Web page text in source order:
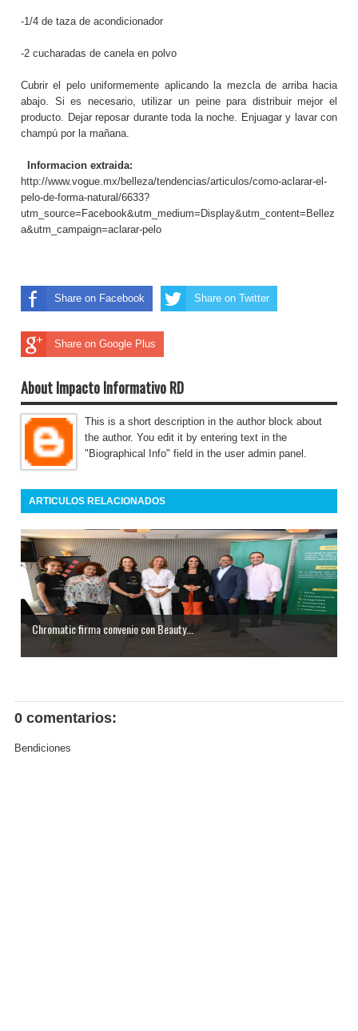
-1/4 de taza de acondicionador
-2 cucharadas de canela en polvo
Cubrir el pelo uniformemente aplicando la mezcla de arriba hacia
abajo. Si es necesario, utilizar un peine para distribuir mejor el
producto. Dejar reposar durante toda la noche. Enjuagar y lavar con
champú por la mañana.
Informacion extraida:
http://www.vogue.mx/belleza/tendencias/articulos/como-aclarar-el-
pelo-de-forma-natural/6633?
utm_source=Facebook&utm_medium=Display&utm_content=Bellez
a&utm_campaign=aclarar-pelo
Share on Facebook Share on Twitter
Share on Google Plus
About Impacto Informativo RD
This is a short description in the author block about
the author. You edit it by entering text in the
"Biographical Info" field in the user admin panel.
ARTICULOS RELACIONADOS
Chromatic firma convenio con Beauty...
0 comentarios:
Bendiciones